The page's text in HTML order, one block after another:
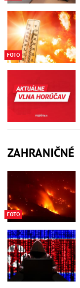
FOTO
ZAHRANIČNÉ
FOTO